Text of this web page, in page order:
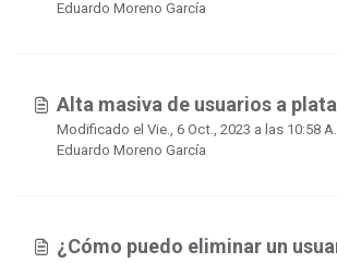
Eduardo Moreno García
Alta masiva de usuarios a
Modificado el Vie., 6 Oct., 2023 a las 10:58
Eduardo Moreno García
¿Cómo puedo eliminar un